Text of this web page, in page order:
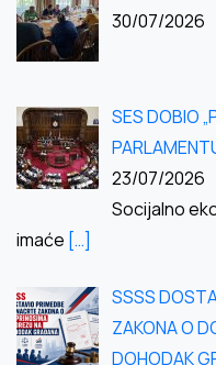
30/07/2026
SES DOBIO
23/07/2026
Socijalno
imaće […]
SSSS
ZAKONA O
DOHODAK